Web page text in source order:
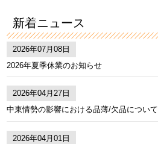
新着ニュース
2026年07月08日
2026年夏季休業のお知らせ
2026年04月27日
中東情勢の影響における品薄/欠品について
2026年04月01日